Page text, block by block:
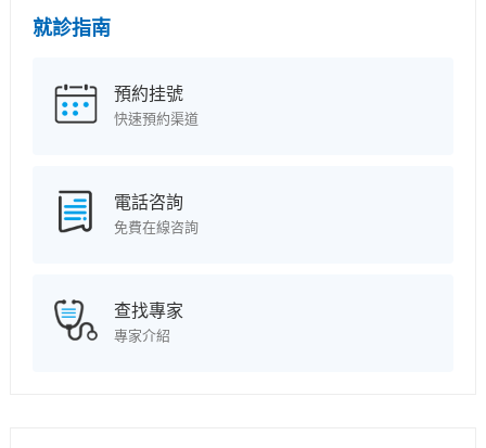
就診指南
預約挂號
快速預約渠道
電話咨詢
免費在線咨詢
查找專家
專家介紹